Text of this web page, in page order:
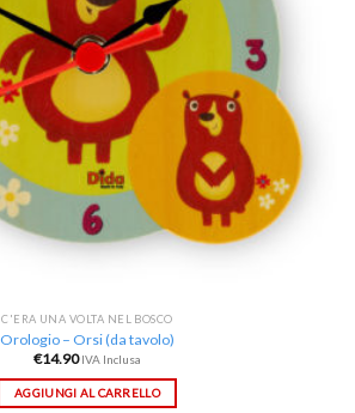
C'ERA UNA VOLTA NEL BOSCO
Orologio – Orsi (da tavolo)
€14.90 IVA Inclusa
AGGIUNGI AL CARRELLO